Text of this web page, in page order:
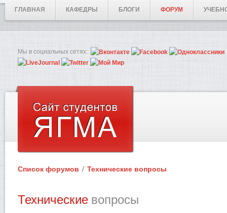
ГЛАВНАЯ КАФЕДРЫ БЛОГИ ФОРУМ
Мы в социальных сетях:
Список форумов Технические вопросы
Технические вопросы